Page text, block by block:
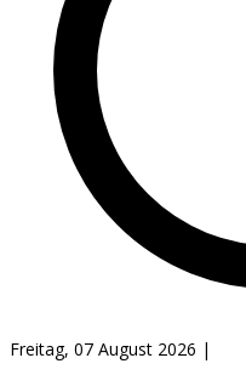
Freitag, 07 August 2026 |